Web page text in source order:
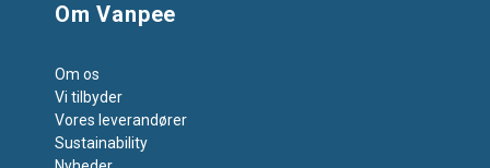
Om Vanpee
Om os
Vi tilbyder
Vores leverandører
Sustainability